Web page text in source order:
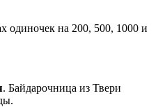
одиночек на 200, 500, 1000 и
. Байдарочница из Твери